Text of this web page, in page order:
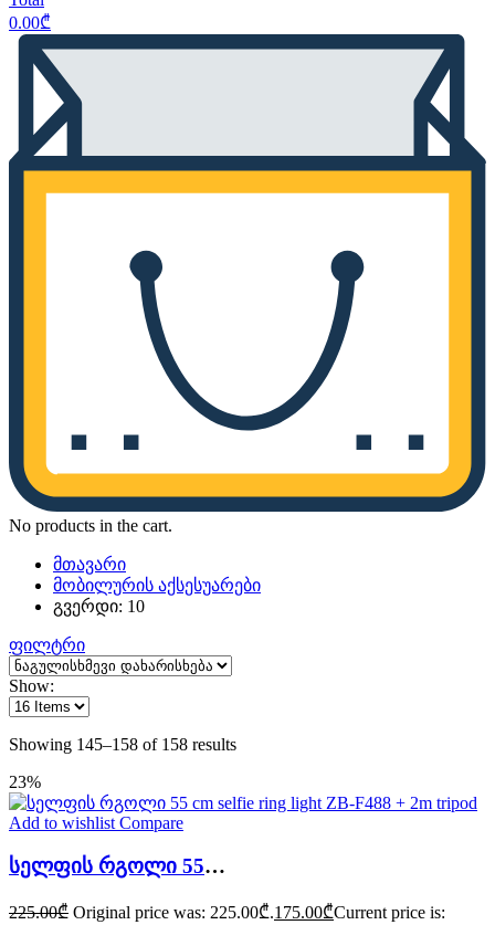
0.00₾
No products in the cart.
მთავარი
მობილურის აქსესუარები
გვერდი: 10
ფილტრი
Show:
Showing 145–158 of 158 results
23%
Add to wishlist Compare
სელფის რგოლი 55 cm selfie ring light ZB-F488 + 2m tripod
225.00₾ Original price was: 225.00₾.175.00₾Current price is: